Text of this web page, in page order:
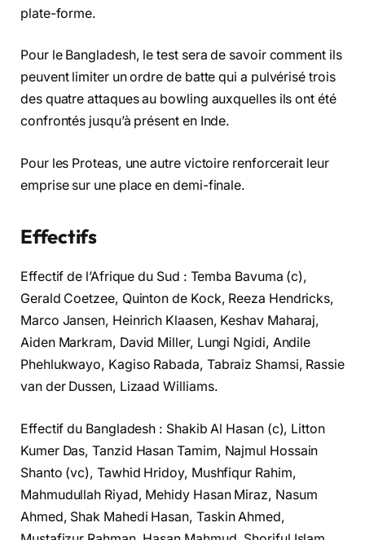
plate-forme.
Pour le Bangladesh, le test sera de savoir comment ils
peuvent limiter un ordre de batte qui a pulvérisé trois
des quatre attaques au bowling auxquelles ils ont été
confrontés jusqu’à présent en Inde.
Pour les Proteas, une autre victoire renforcerait leur
emprise sur une place en demi-finale.
Effectifs
Effectif de l’Afrique du Sud : Temba Bavuma (c),
Gerald Coetzee, Quinton de Kock, Reeza Hendricks,
Marco Jansen, Heinrich Klaasen, Keshav Maharaj,
Aiden Markram, David Miller, Lungi Ngidi, Andile
Phehlukwayo, Kagiso Rabada, Tabraiz Shamsi, Rassie
van der Dussen, Lizaad Williams.
Effectif du Bangladesh : Shakib Al Hasan (c), Litton
Kumer Das, Tanzid Hasan Tamim, Najmul Hossain
Shanto (vc), Tawhid Hridoy, Mushfiqur Rahim,
Mahmudullah Riyad, Mehidy Hasan Miraz, Nasum
Ahmed, Shak Mahedi Hasan, Taskin Ahmed,